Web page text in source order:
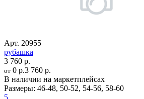
Арт. 20955
рубашка
3 760 р.
от 0 р.3 760 р.
В наличии на маркетплейсах
Размеры: 46-48, 50-52, 54-56, 58-60